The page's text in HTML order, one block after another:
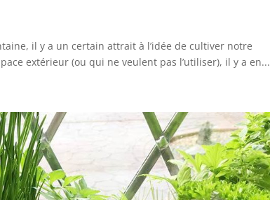
il y a un certain attrait à l’idée de cultiver notre
extérieur (ou qui ne veulent pas l’utiliser), il y a en...